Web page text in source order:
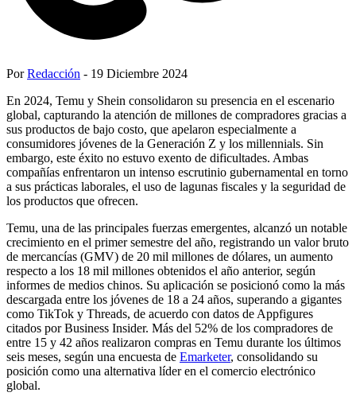
PorRedacción - 19 Diciembre 2024
En 2024, Temu y Shein consolidaron su presencia en el escenario
global, capturando la atención de millones de compradores gracias a
sus productos de bajo costo, que apelaron especialmente a
consumidores jóvenes de la Generación Z y los millennials. Sin
embargo, este éxito no estuvo exento de dificultades. Ambas
compañías enfrentaron un intenso escrutinio gubernamental en torno
a sus prácticas laborales, el uso de lagunas fiscales y la seguridad de
los productos que ofrecen.
Temu, una de las principales fuerzas emergentes, alcanzó un notable
crecimiento en el primer semestre del año, registrando un valor bruto
de mercancías (GMV) de 20 mil millones de dólares, un aumento
respecto a los 18 mil millones obtenidos el año anterior, según
informes de medios chinos. Su aplicación se posicionó como la más
descargada entre los jóvenes de 18 a 24 años, superando a gigantes
como TikTok y Threads, de acuerdo con datos de Appfigures
citados por Business Insider. Más del 52% de los compradores de
entre 15 y 42 años realizaron compras en Temu durante los últimos
seis meses, según una encuesta de Emarketer, consolidando su
posición como una alternativa líder en el comercio electrónico
global.